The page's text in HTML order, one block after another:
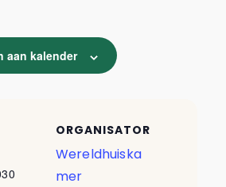
aan kalender
ORGANISATOR
Wereldhuiska
mer